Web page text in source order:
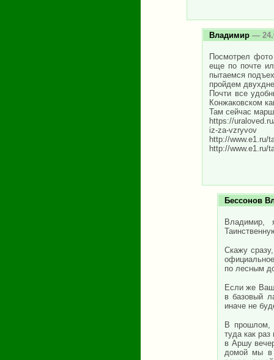
Владимир —
Посмотрел
еще по почте
пытаемся
пройдем
Почти все
Конжаковском
Там сейчас
https://
iz-za-vzryvov
http://www.e1.ru/
http://www.e1.ru/
Бессонов
Скажу
по лесным
Если же
в базовый
иначе не
В прошлом,
туда как
в Аршу
домой мы в